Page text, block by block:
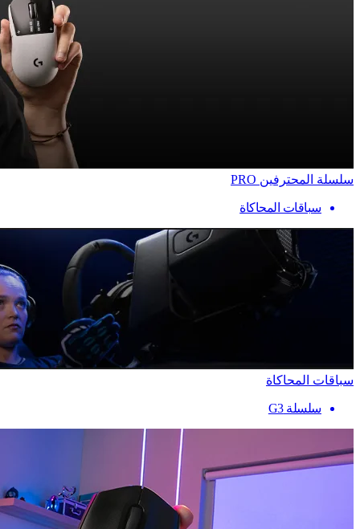
سلسلة المحترفين PRO
سباقات المحاكاة
سباقات المحاكاة
سلسلة G3